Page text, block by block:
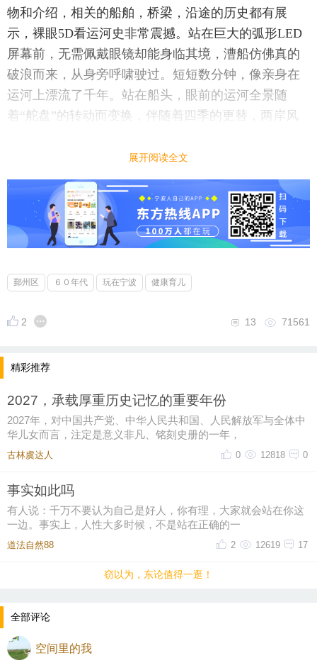
物和介绍，相关的船舶，桥梁，沿途的历史都有展
示，裸眼5D看运河史非常震撼。站在巨大的弧形LED
屏幕前，无需佩戴眼镜却能身临其境，漕船仿佛真的
破浪而来，从身旁呼啸驶过。短短数分钟，像亲身在
运河上漂流了千年。站在船头，眼前的运河全景随
着“舵盘”的转动而变换，伴随着四季的更替，两岸风
句，看着古代扬州鼎盛时期的景象，穿越的感觉也油
然而生。现代人的角度去观看可能无法共情，但在当
时的生产力和生产工具能制造如此规模的运河，保证
国家整体的经济和生存是无法想象的，馆内的全息投
影体验开船还是不错的，摇晃感真的像在坐船，复原
静的文物一粮仓的模型、巨大的船模、古旧的船板、
献。博物馆留存的丰厚人文历史，让后人学到更多，
型文物+5D裸眼动画，沉浸式感受运河千年变迁2号馆
光，互动感强3号馆《因运而生--大运河街肆印象》:实
景复刻唐宋明清街市，可穿汉服拍照、听评书、寄明
午根本逛不完，肚子饿了，先撤。去东关街找吃的。
一条东关街，十里扬州路。扬州最具人气的历史老
街，统一安装仿古街灯，拥有比较完整的明清建筑群
及“鱼骨状”街巷体系，保持和沿袭了明清时期的传统
风貌。青石板路、古旧砖墙，一步一景都是老城韵
州”网红墙打卡，把老城的烟火气和慢生活都装进了照
店铺未开，听自己的脚步与运河回声。寒假旅程刚开
展开阅读全文
鄞州区 ６０年代 玩在宁波 健康育儿
2 71561
13
精彩推荐
2027，承载厚重历史记忆的重要年份
2027年，对中国共产党、中华人民共和国、人民解放军与全体中
华儿女而言，注定是意义非凡、铭刻史册的一年，
古林虞达人 0
12818
0
事实如此吗
有人说：千万不要认为自己是好人，你有理，大家就会站在你这
一边。事实上，人性大多时候，不是站在正确的一
道法自然88 17
12619
2
窃以为，东论值得一逛！
全部评论
空间里的我